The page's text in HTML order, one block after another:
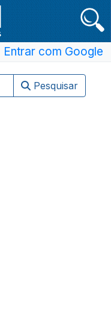
Entrar com Google
Pesquisar